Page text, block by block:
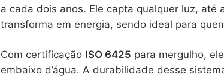
a cada dois anos. Ele capta qualquer luz, até
transforma em energia, sendo ideal para
Com certificação ISO 6425 para mergulho,
embaixo d’água. A durabilidade desse